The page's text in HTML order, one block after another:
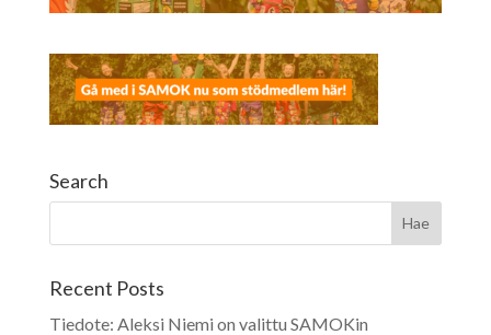
Search
Recent Posts
Tiedote: Aleksi Niemi on valittu SAMOKin